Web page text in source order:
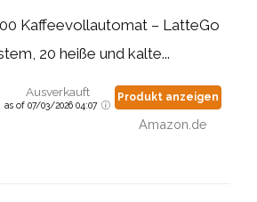
Kaffeevollautomat – LatteGo
20 heiße und kalte...
Ausverkauft
as of 07/03/2026 04:07
Produkt anzeigen
Amazon.de